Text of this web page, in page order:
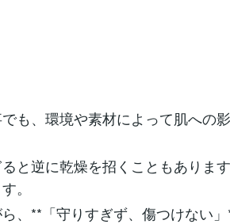
も、環境や素材によって肌への
と逆に乾燥を招くこともありま
。
、**「守りすぎず、傷つけない